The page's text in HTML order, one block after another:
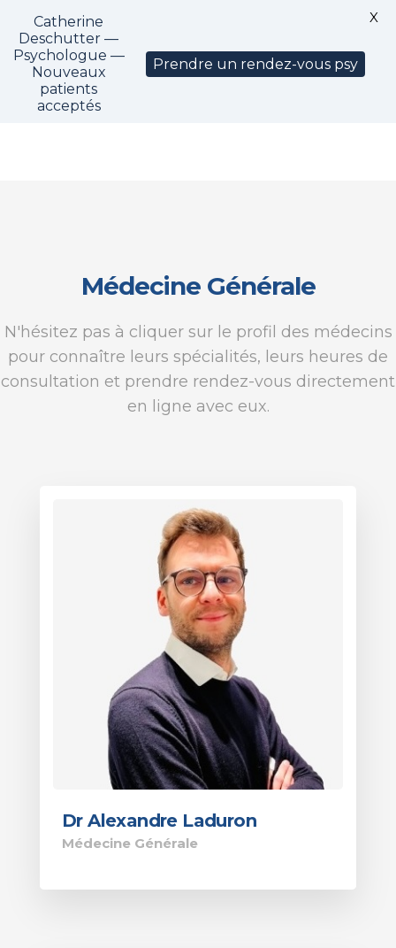
CM1325
Médecine Générale
N'hésitez pas à cliquer sur le profil des médecins
pour connaître leurs spécialités, leurs heures de
consultation et prendre rendez-vous directement
en ligne avec eux.
Dr Alexandre Laduron
Médecine Générale
Catherine
Deschutter —
Psychologue —
Nouveaux
patients
acceptés
Prendre un rendez-vous psy
X